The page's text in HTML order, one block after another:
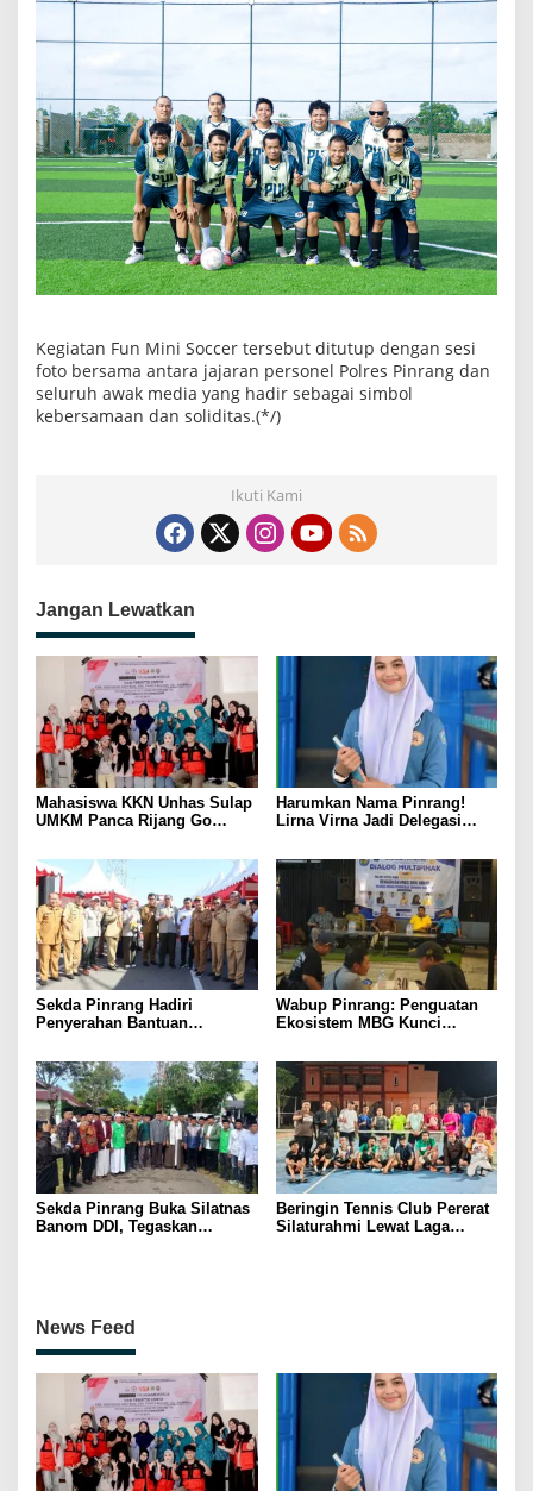
Kegiatan Fun Mini Soccer tersebut ditutup dengan sesi
foto bersama antara jajaran personel Polres Pinrang dan
seluruh awak media yang hadir sebagai simbol
kebersamaan dan soliditas.(*/)
Ikuti Kami
Jangan Lewatkan
Mahasiswa KKN Unhas Sulap
UMKM Panca Rijang Go
Antusias Ikuti Pelatihan
Harumkan Nama Pinrang!
Lirna Virna Jadi Delegasi
Indonesia 2026
Sekda Pinrang Hadiri
Penyerahan Bantuan
Dukung Swasembada Pangan
Wabup Pinrang: Penguatan
Ekosistem MBG Kunci
Kerakyatan
Sekda Pinrang Buka Silatnas
Banom DDI, Tegaskan
Beringin Tennis Club Pererat
Silaturahmi Lewat Laga
News Feed